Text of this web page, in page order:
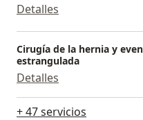
Detalles
Cirugía de la hernia y
estrangulada
Detalles
+ 47 servicios